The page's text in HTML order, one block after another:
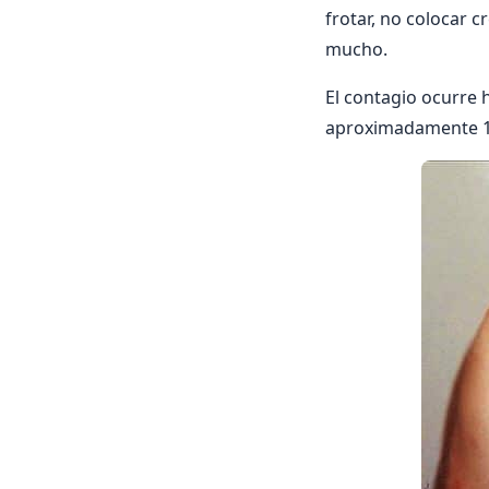
frotar, no colocar
mucho.
El contagio ocurre
aproximadamente